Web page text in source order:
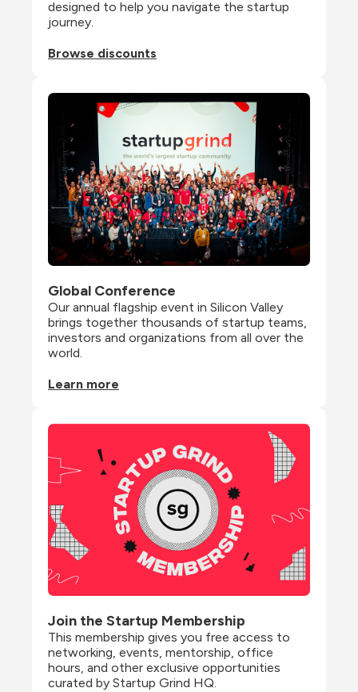
designed to help you navigate the startup
journey.
Browse discounts
Global Conference
Our annual flagship event in Silicon Valley
brings together thousands of startup teams,
investors and organizations from all over the
world.
Learn more
Join the Startup Membership
This membership gives you free access to
networking, events, mentorship, office
hours, and other exclusive opportunities
curated by Startup Grind HQ.